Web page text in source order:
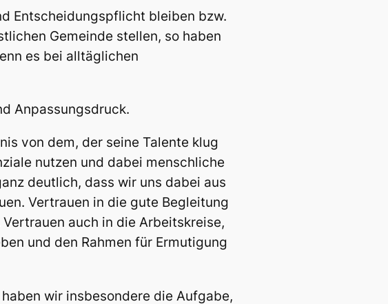
Entscheidungspflicht bleiben bzw.
Gemeinde stellen, so haben
es bei alltäglichen
Anpassungsdruck.
von dem, der seine Talente klug
nutzen und dabei menschliche
deutlich, dass wir uns dabei aus
Vertrauen in die gute Begleitung
auch in die Arbeitskreise,
und den Rahmen für Ermutigung
wir insbesondere die Aufgabe,